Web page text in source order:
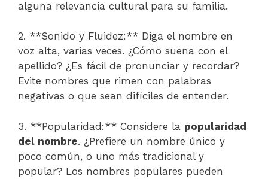
alguna relevancia cultural para su familia.
2. **Sonido y Fluidez:** Diga el nombre en
voz alta, varias veces. ¿Cómo suena con el
apellido? ¿Es fácil de pronunciar y recordar?
Evite nombres que rimen con palabras
negativas o que sean difíciles de entender.
3. **Popularidad:** Considere la popularidad
del nombre. ¿Prefiere un nombre único y
poco común, o uno más tradicional y
popular? Los nombres populares pueden